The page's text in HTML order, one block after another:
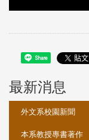
Share
最新消息
外文系校園新聞
本系教授專書著作